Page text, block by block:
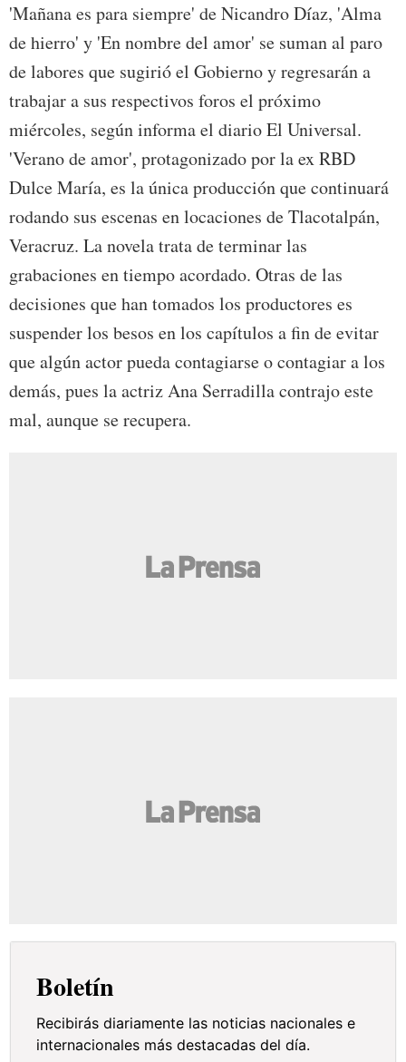
'Mañana es para siempre' de Nicandro Díaz, 'Alma
de hierro' y 'En nombre del amor' se suman al paro
de labores que sugirió el Gobierno y regresarán a
trabajar a sus respectivos foros el próximo
miércoles, según informa el diario El Universal.
'Verano de amor', protagonizado por la ex RBD
Dulce María, es la única producción que continuará
rodando sus escenas en locaciones de Tlacotalpán,
Veracruz. La novela trata de terminar las
grabaciones en tiempo acordado. Otras de las
decisiones que han tomados los productores es
suspender los besos en los capítulos a fin de evitar
que algún actor pueda contagiarse o contagiar a los
demás, pues la actriz Ana Serradilla contrajo este
mal, aunque se recupera.
Boletín
Recibirás diariamente las noticias nacionales e
internacionales más destacadas del día.